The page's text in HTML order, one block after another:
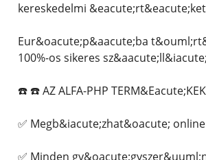
kereskedelmi
Eur&oacute;p&aacute;ba
100%-os sikeres
☎️ ☎️ AZ ALFA-PHP
✅ Megb&iacute;zhat&oacute;
✅ Minden